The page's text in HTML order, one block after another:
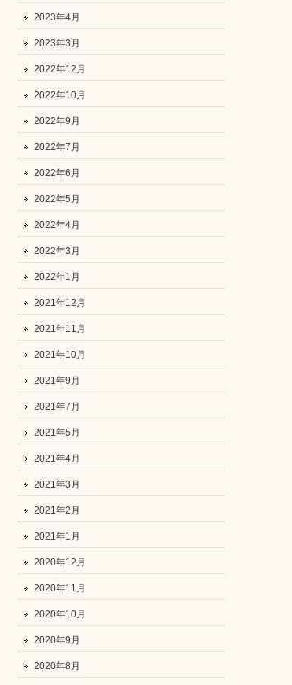
2023年4月
2023年3月
2022年12月
2022年10月
2022年9月
2022年7月
2022年6月
2022年5月
2022年4月
2022年3月
2022年1月
2021年12月
2021年11月
2021年10月
2021年9月
2021年7月
2021年5月
2021年4月
2021年3月
2021年2月
2021年1月
2020年12月
2020年11月
2020年10月
2020年9月
2020年8月